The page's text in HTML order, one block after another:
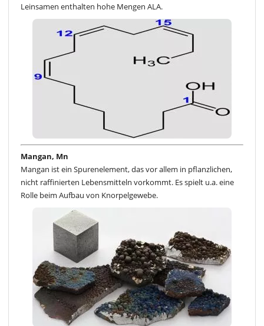
Leinsamen enthalten hohe Mengen ALA.
Mangan, Mn
Mangan ist ein Spurenelement, das vor allem in pflanzlichen,
nicht raffinierten Lebensmitteln vorkommt. Es spielt u.a. eine
Rolle beim Aufbau von Knorpelgewebe.